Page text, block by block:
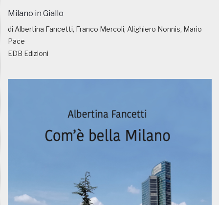
Milano in Giallo
di Albertina Fancetti, Franco Mercoli, Alighiero Nonnis, Mario
Pace
EDB Edizioni